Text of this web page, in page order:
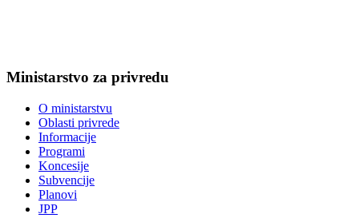
Ministarstvo za privredu
O ministarstvu
Oblasti privrede
Informacije
Programi
Koncesije
Subvencije
Planovi
JPP